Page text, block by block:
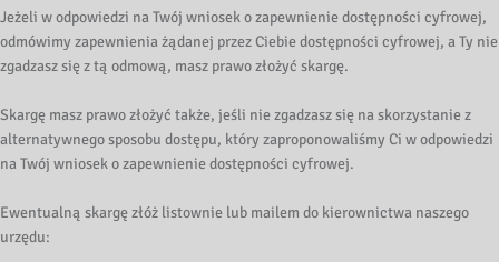
Jeżeli w odpowiedzi na Twój wniosek o zapewnienie dostępności cyfrowej,
odmówimy zapewnienia żądanej przez Ciebie dostępności cyfrowej, a Ty nie
zgadzasz się z tą odmową, masz prawo złożyć skargę.
Skargę masz prawo złożyć także, jeśli nie zgadzasz się na skorzystanie z
alternatywnego sposobu dostępu, który zaproponowaliśmy Ci w odpowiedzi
na Twój wniosek o zapewnienie dostępności cyfrowej.
Ewentualną skargę złóż listownie lub mailem do kierownictwa naszego
urzędu: